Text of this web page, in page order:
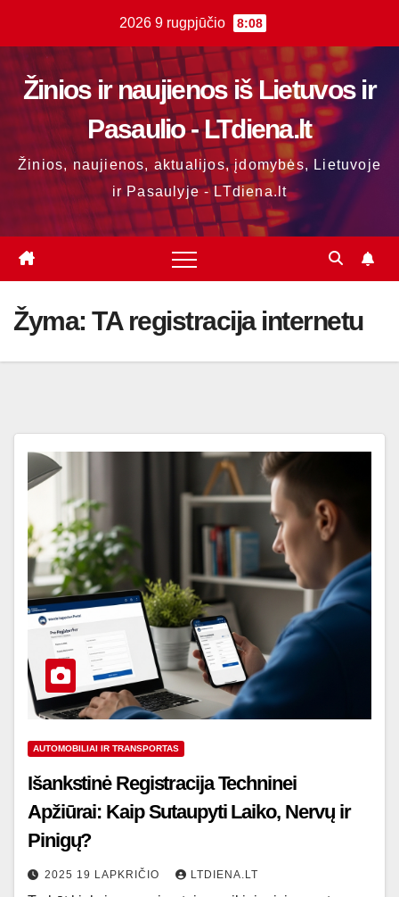
content
2026 9 rugpjūčio 8:08
Žinios ir naujienos iš Lietuvos ir
Pasaulio - LTdiena.lt
Žinios, naujienos, aktualijos, įdomybės, Lietuvoje
ir Pasaulyje - LTdiena.lt
Žyma: TA registracija internetu
AUTOMOBILIAI IR TRANSPORTAS
Išankstinė Registracija Techninei
Apžiūrai: Kaip Sutaupyti Laiko, Nervų ir
Pinigų?
2025 19 LAPKRIČIO LTDIENA.LT